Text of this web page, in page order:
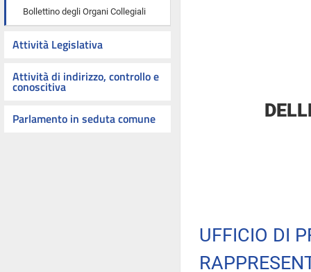
Bollettino degli Organi Collegiali
Attività Legislativa
Attività di indirizzo, controllo e
conoscitiva
Parlamento in seduta comune
UFFICIO DI